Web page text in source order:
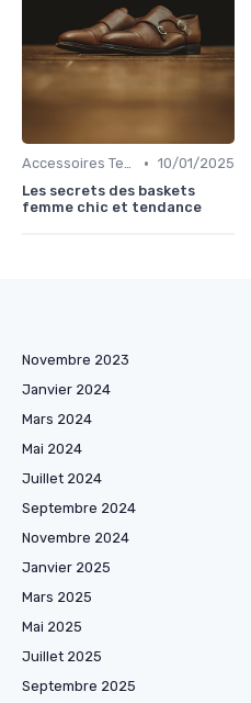
Accessoires Tendance • 10/01/2025
Les secrets des baskets
femme chic et tendance
Novembre 2023
Janvier 2024
Mars 2024
Mai 2024
Juillet 2024
Septembre 2024
Novembre 2024
Janvier 2025
Mars 2025
Mai 2025
Juillet 2025
Septembre 2025